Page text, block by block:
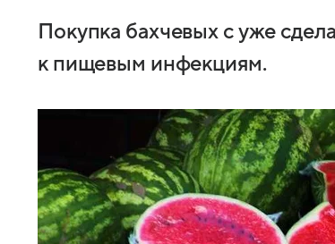
Покупка бахчевых с уже
к пищевым инфекциям.